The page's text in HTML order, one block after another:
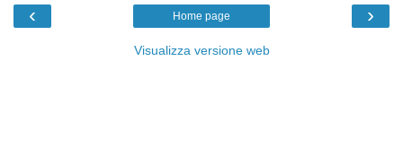
‹ ›
Home page
Visualizza versione web